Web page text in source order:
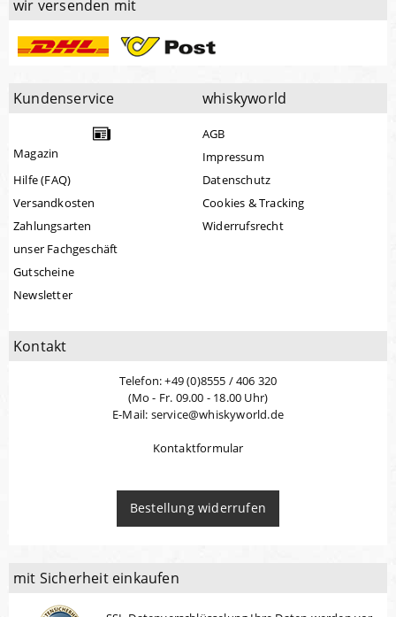
wir versenden mit
Kundenservice
Magazin
Hilfe (FAQ)
Versandkosten
Zahlungsarten
unser Fachgeschäft
Gutscheine
Newsletter
whiskyworld
AGB
Impressum
Datenschutz
Cookies & Tracking
Widerrufsrecht
Kontakt
Telefon: +49 (0)8555 / 406 320
(Mo - Fr. 09.00 - 18.00 Uhr)
E-Mail: service@whiskyworld.de
Kontaktformular
Bestellung widerrufen
mit Sicherheit einkaufen